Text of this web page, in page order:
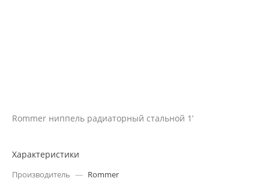
Rommer ниппель радиаторный стальной 1’
Характеристики
Производитель — Rommer